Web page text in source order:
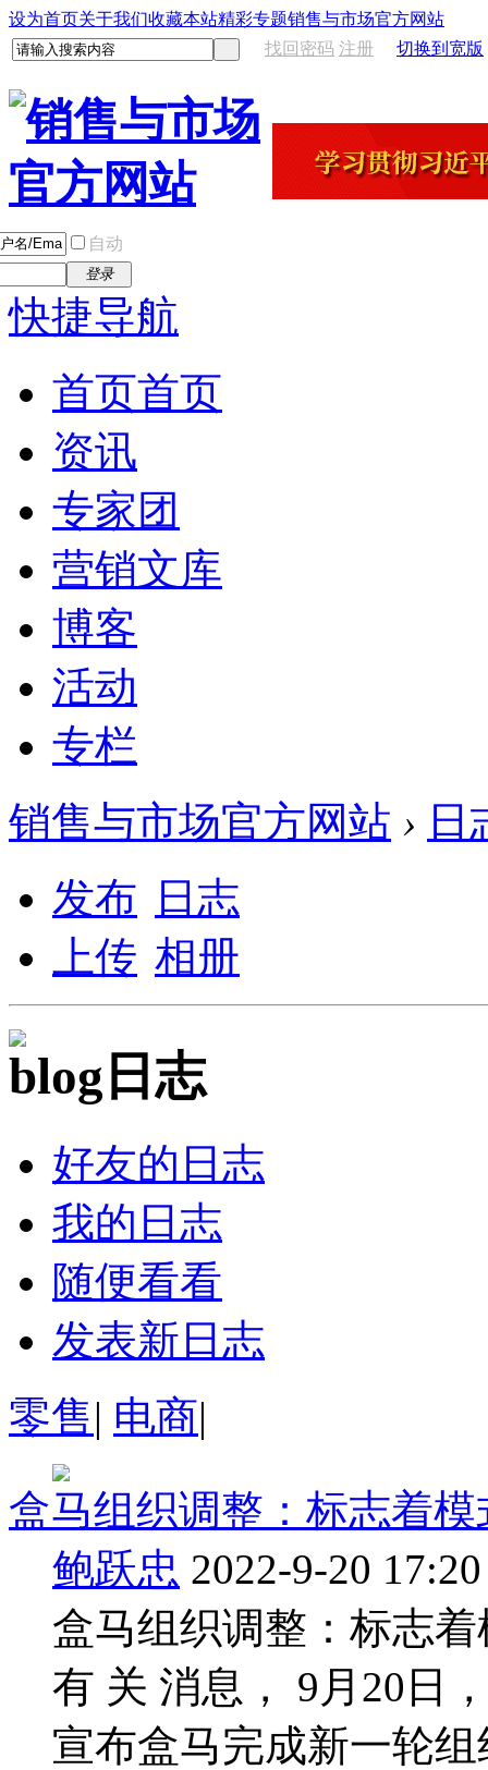
设为首页关于我们收藏本站精彩专题销售与市场官方网站
找回密码 注册 切换到宽版
自动
登录
快捷导航
首页首页
资讯
专家团
营销文库
博客
活动
专栏
销售与市场官方网站 › 日
发布
日志
上传 相册
日志
好友的日志
我的日志
随便看看
发表新日志
零售| 电商|
盒马组织调整：标志着
鲍跃忠 2022-9-20 17:20
盒马组织调整：标志
有 关 消息， 9月20日
宣布盒马完成新一轮